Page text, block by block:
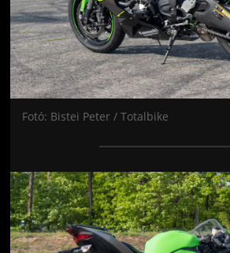
Fotó: Bistei Peter / Totalbike
Jön még kép!